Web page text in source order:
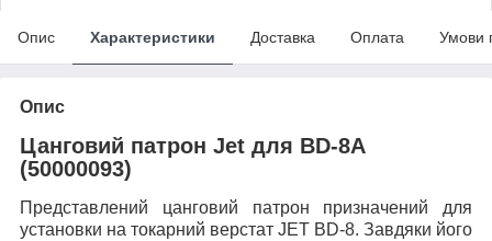
Опис Характеристики Доставка Оплата Умови
Опис
Цанговий патрон Jet для ВD-8A
(50000093)
Представлений цанговий патрон призначений для
установки на токарний верстат JET BD-8. Завдяки його